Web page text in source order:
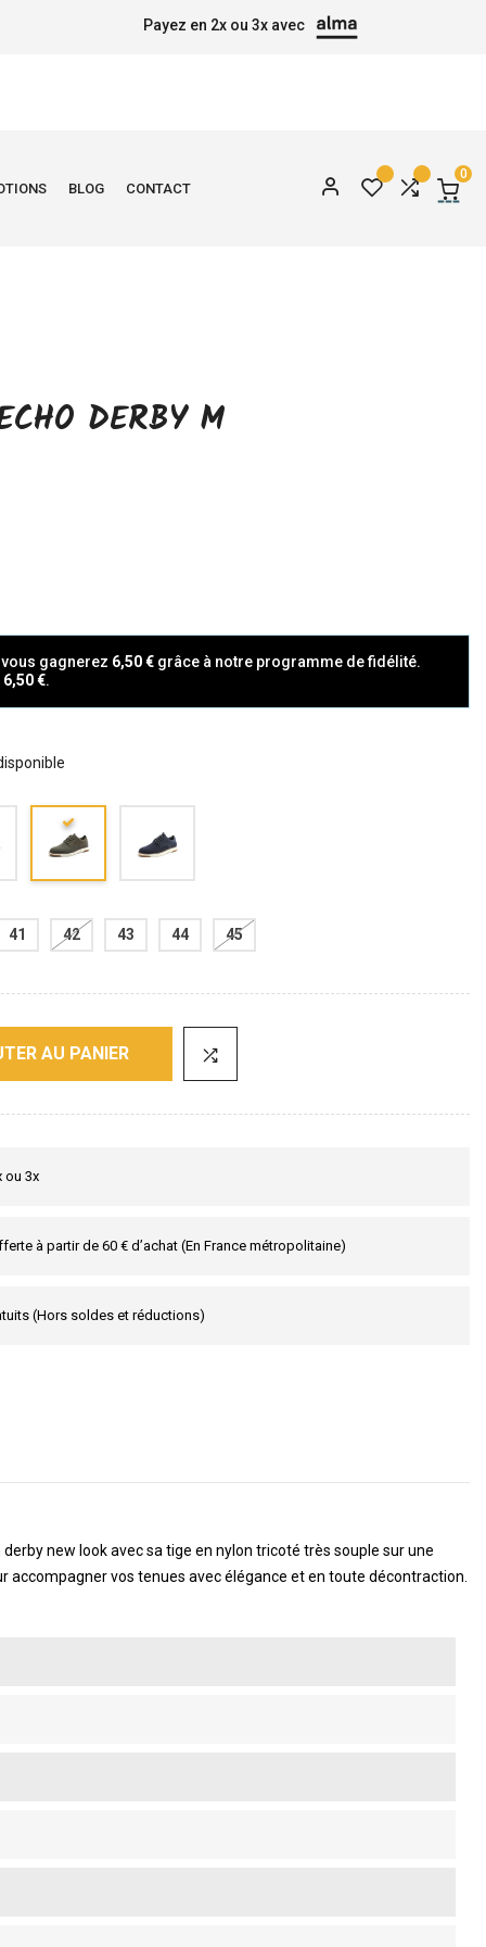
Payez en 2x ou 3x avec
BLOG CONTACT
0
DERBY M
gagnerez 6,50 € grâce à notre programme de fidélité.
6,50 €.
41 42 43 44 45
AU PANIER
ou 3x
à partir de 60 € d’achat (En France métropolitaine)
(Hors soldes et réductions)
new look avec sa tige en nylon tricoté très souple sur une
vos tenues avec élégance et en toute décontraction.